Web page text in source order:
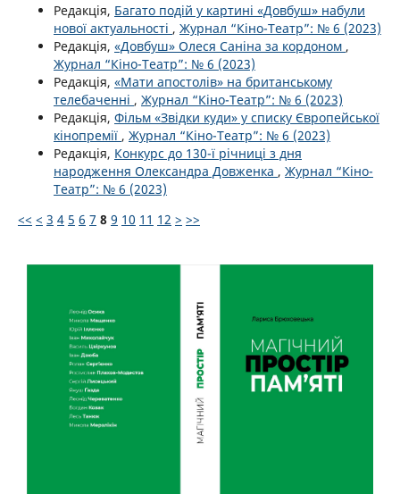
Редакція, Багато подій у картині «Довбуш» набули
нової актуальності , Журнал “Кіно-Театр”: № 6 (2023)
Редакція, «Довбуш» Олеся Саніна за кордоном ,
Журнал “Кіно-Театр”: № 6 (2023)
Редакція, «Мати апостолів» на британському
телебаченні , Журнал “Кіно-Театр”: № 6 (2023)
Редакція, Фільм «Звідки куди» у списку Європейської
кінопремії , Журнал “Кіно-Театр”: № 6 (2023)
Редакція, Конкурс до 130-ї річниці з дня
народження Олександра Довженка , Журнал “Кіно-
Театр”: № 6 (2023)
<< < 3 4 5 6 7 8 9 10 11 12 > >>